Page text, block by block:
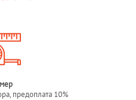
предоплата 10%